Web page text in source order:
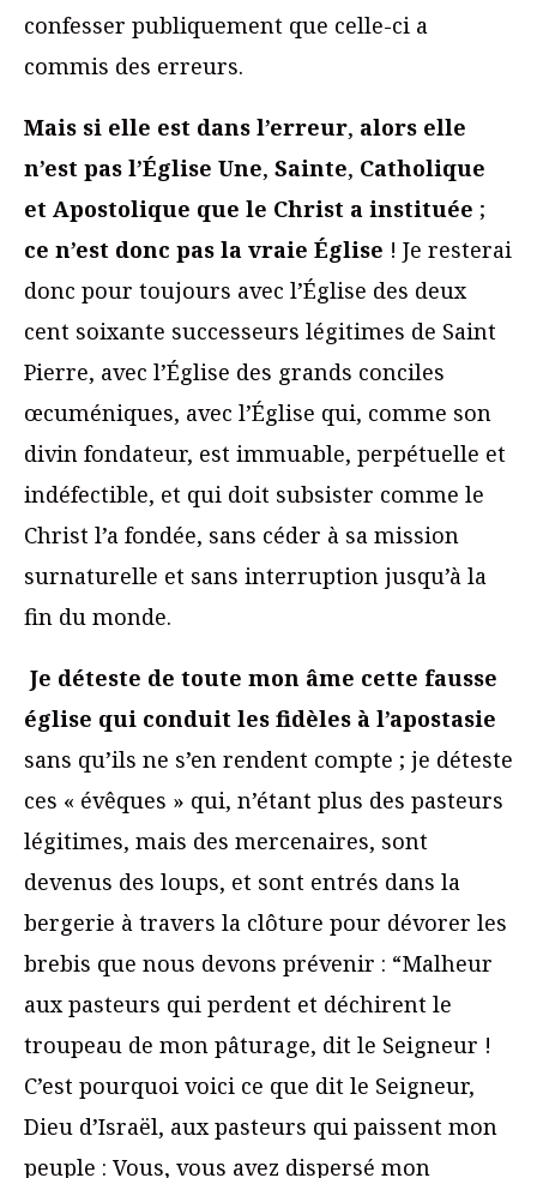
confesser publiquement que celle-ci a
commis des erreurs.
Mais si elle est dans l’erreur, alors elle
n’est pas l’Église Une, Sainte, Catholique
et Apostolique que le Christ a instituée ;
ce n’est donc pas la vraie Église ! Je resterai
donc pour toujours avec l’Église des deux
cent soixante successeurs légitimes de Saint
Pierre, avec l’Église des grands conciles
œcuméniques, avec l’Église qui, comme son
divin fondateur, est immuable, perpétuelle et
indéfectible, et qui doit subsister comme le
Christ l’a fondée, sans céder à sa mission
surnaturelle et sans interruption jusqu’à la
fin du monde.
Je déteste de toute mon âme cette fausse
église qui conduit les fidèles à l’apostasie
sans qu’ils ne s’en rendent compte ; je déteste
ces « évêques » qui, n’étant plus des pasteurs
légitimes, mais des mercenaires, sont
devenus des loups, et sont entrés dans la
bergerie à travers la clôture pour dévorer les
brebis que nous devons prévenir : “Malheur
aux pasteurs qui perdent et déchirent le
troupeau de mon pâturage, dit le Seigneur !
C’est pourquoi voici ce que dit le Seigneur,
Dieu d’Israël, aux pasteurs qui paissent mon
peuple : Vous, vous avez dispersé mon